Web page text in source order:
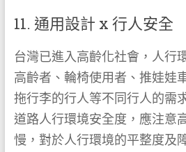
11. 通用設計 x 行人安全
台灣已進入高齡化社會，人行
高齡者、輪椅使用者、推娃娃
拖行李的行人等不同行人的需
道路人行環境安全度，應注意
慢，對於人行環境的平整度及